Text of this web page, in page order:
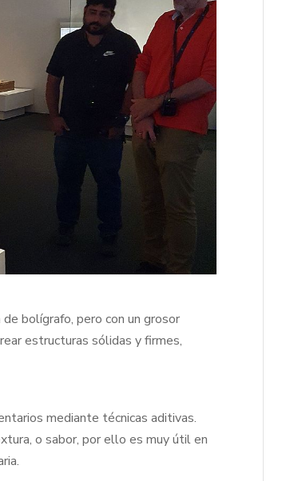
bolígrafo, pero con un grosor
estructuras sólidas y firmes,
mediante técnicas aditivas.
o sabor, por ello es muy útil en